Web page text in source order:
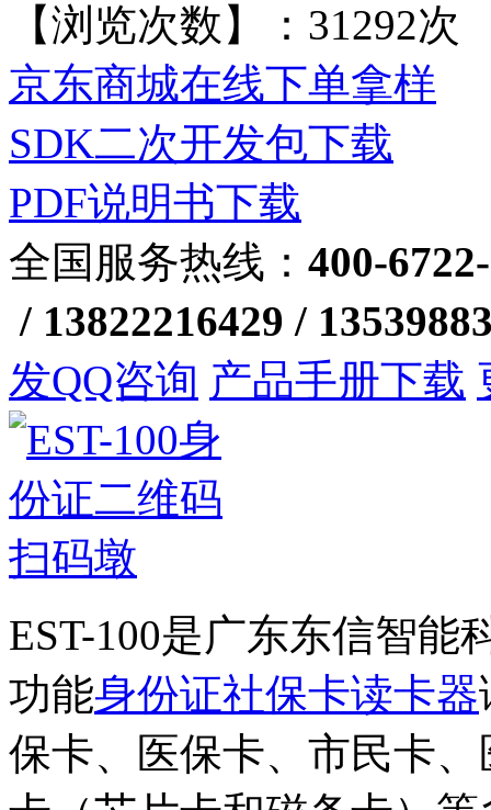
【浏览次数】： 31292次
京东商城在线下单拿样
SDK二次开发包下载
PDF说明书下载
全国服务热线： 400-
/ 13822216429 /
发QQ咨询 产品手册下载
EST-100是广东东信智能
功能身份证社保卡读卡器
保卡、医保卡、市民卡